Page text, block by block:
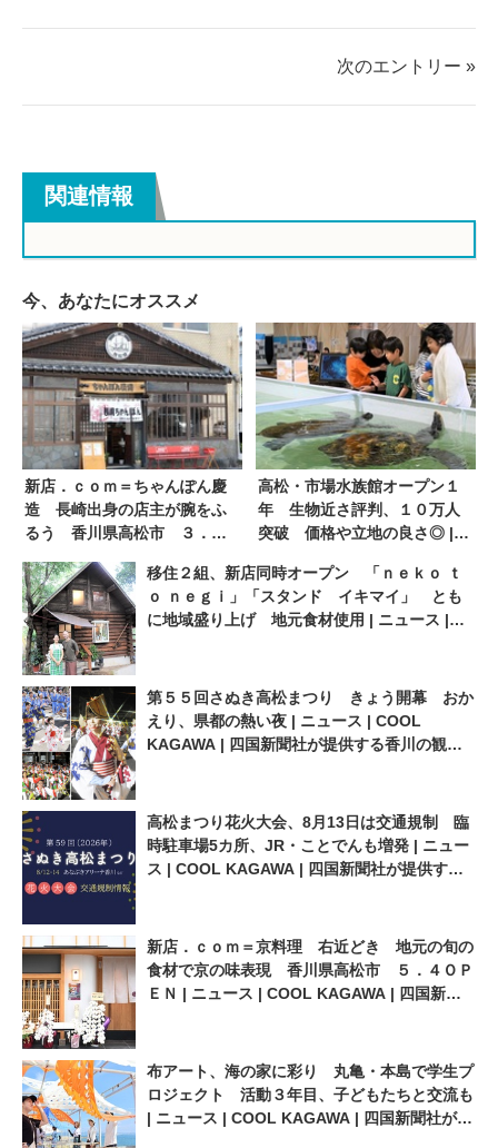
す
す
次のエントリー »
関連情報
今、あなたにオススメ
新店．ｃｏｍ＝ちゃんぽん慶
造 長崎出身の店主が腕をふ
るう 香川県高松市 ３．２
COOL KAGAWA | 四国新聞社
が提供する香川の観光情報サ
イト
高松・市場水族館オープン１
年 生物近さ評判、１０万人
突破 価格や立地の良さ◎ |
四国新聞社が提供する香川の
観光情報サイト
移住２組、新店同時オープン 「ｎｅｋｏ ｔ
ｏ ｎｅｇｉ」「スタンド イキマイ」 とも
に地域盛り上げ 地元食材使用 | ニュース |
第５５回さぬき高松まつり きょう開幕 おか
えり、県都の熱い夜 | ニュース | COOL
KAGAWA | 四国新聞社が提供する香川の観光
高松まつり花火大会、8月13日は交通規制 臨
時駐車場5カ所、JR・ことでんも増発 | ニュー
ス | COOL KAGAWA | 四国新聞社が提供する
新店．ｃｏｍ＝京料理 右近どき 地元の旬の
食材で京の味表現 香川県高松市 ５．４ＯＰ
ＥＮ | ニュース | COOL KAGAWA | 四国新聞
布アート、海の家に彩り 丸亀・本島で学生プ
ロジェクト 活動３年目、子どもたちと交流も
| ニュース | COOL KAGAWA | 四国新聞社が提